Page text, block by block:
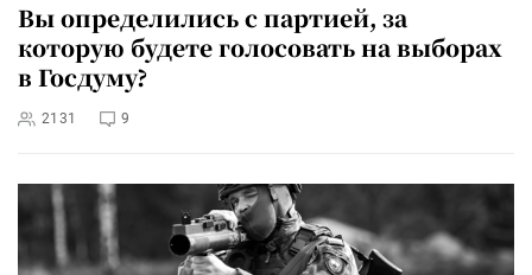
Вы определились с партией, за
которую будете голосовать на выборах
в Госдуму?
2131 9